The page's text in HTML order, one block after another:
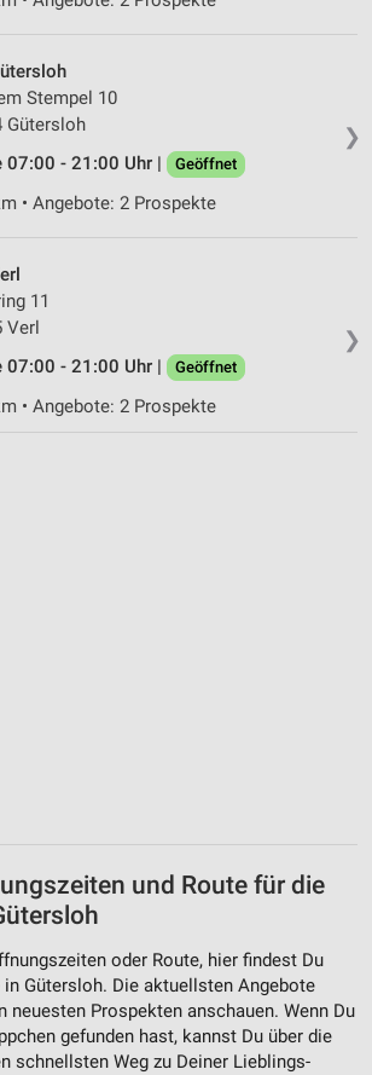
❯
Stempel 10
Gütersloh
07:00 - 21:00 Uhr |
Geöffnet
• Angebote: 2 Prospekte
❯
11
Verl
07:00 - 21:00 Uhr |
Geöffnet
• Angebote: 2 Prospekte
und Route für die
oder Route, hier findest Du
Gütersloh. Die aktuellsten Angebote
neuesten Prospekten anschauen. Wenn Du
gefunden hast, kannst Du über die
schnellsten Weg zu Deiner Lieblings-